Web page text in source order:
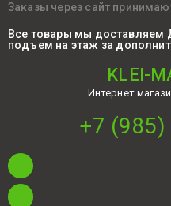
Заказы через сайт
Все товары мы
подъем на этаж за
KLEI-
Интернет
+7 (985)